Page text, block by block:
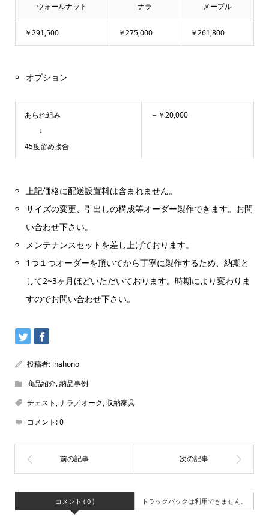
ウォールナット ナラ メープル
￥291,500 ￥275,000 ￥261,800
オプション
あられ組み
↓
45度留め接合
－￥20,000
上記価格に配送設置料は含まれません。
サイズの変更、引出しの構成等オーダー製作できます。お問
い合わせ下さい。
メンテナンスセットを差し上げております。
1つ１つオーダーを頂いてから丁寧に製作するため、納期と
して2~3ヶ月ほどいただいております。時期により変わりま
すのでお問い合わせ下さい。
投稿者: inahono
商品紹介,納品事例
チェスト ,ナラ／オーク,収納家具
コメント:0
コメント ( 0 ) トラックバックは利用できません。